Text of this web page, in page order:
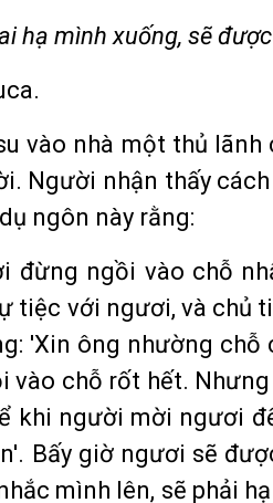
hạ mình xuống, sẽ
vào nhà một thủ
Người nhận thấy
ngôn này rằng:
đừng ngồi vào chỗ
tiệc với ngươi, và chủ
'Xin ông nhường chỗ
vào chỗ rốt hết.
khi người mời ngươi
Bấy giờ ngươi sẽ
mình lên, sẽ phải hạ